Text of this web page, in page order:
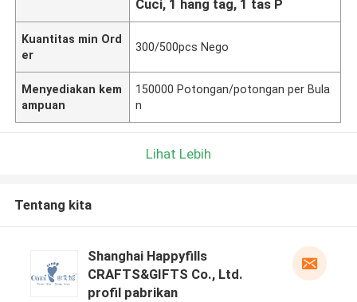
Cuci, 1 hang tag, 1 tas P
Kuantitas min Ord
er
300/500pcs Nego
Menyediakan kem
ampuan
150000 Potongan/potongan per Bula
n
Lihat Lebih
Tentang kita
Shanghai Happyfills
CRAFTS&GIFTS Co., Ltd.
profil pabrikan